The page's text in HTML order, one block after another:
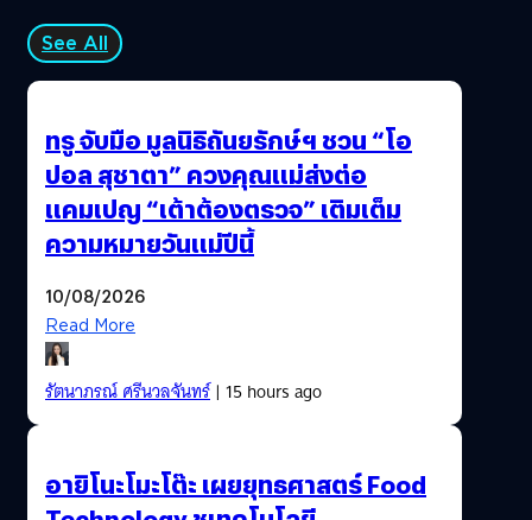
เหล่านี้จะถูกเขียนขึ้นมาอีกทีจากภาษาโปรแกรมเมอร์ หรือที่
เรียกกันว่าภาษา C, C++, JAVA เป็นต้น โดยในโลกนี้มี Engine
ให้เลือกใช้เยอะมาก ทั้งฟรี ทั้งเสียตังก็มีหมด โดยเกมทุกๆเกม
จะต้องถูกสร้างผ่าน Engine ต่างๆที่มีอยู่ ก่อนจะนำเอาออกมา
ขายตามตลาด โดยเจ้า Engine พวกนี้จะทำงานใน
คอมพิวเตอร์ส่วนตัวของนักพัฒนา (Developer) โดยมันจะทำ
หน้าที่แทบจะทุกอย่างเพื่อช่วยเหลือให้นักพัฒนาได้สร้างเกม
ออกมาตามที่ตัวเองต้องการ ไม่ว่าจะเป็นทั้งการ Reader…
See All
ทรู จับมือ มูลนิธิถันยรักษ์ฯ ชวน “โอ
ปอล สุชาตา” ควงคุณแม่ส่งต่อ
แคมเปญ “เต้าต้องตรวจ” เติมเต็ม
ความหมายวันแม่ปีนี้
10/08/2026
Read More
รัตนาภรณ์ ศรีนวลจันทร์| 15 hours ago
อายิโนะโมะโต๊ะ เผยยุทธศาสตร์ Food